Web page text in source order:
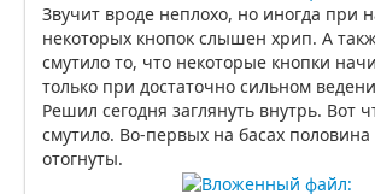
Звучит вроде неплохо, но иногда при
некоторых кнопок слышен хрип. А
смутило то, что некоторые кнопки
только при достаточно сильном
Решил сегодня заглянуть внутрь. Вот
смутило. Во-первых на басах половина
отогнуты.